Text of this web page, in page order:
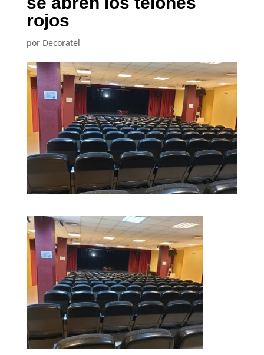
rojos
por Decoratel